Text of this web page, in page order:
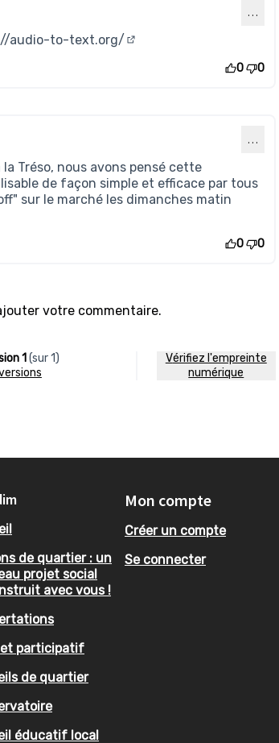
…
audio-to-text.org/
0 0
…
Tréso, nous avons pensé cette
de façon simple et efficace par tous
sur le marché les dimanches matin
0 0
votre commentaire.
1(sur 1)
Vérifiez l'empreinte
numérique
de quartier : un
projet social
avec vous !
participatif
de quartier
éducatif local
Mon compte
Créer un compte
Se connecter